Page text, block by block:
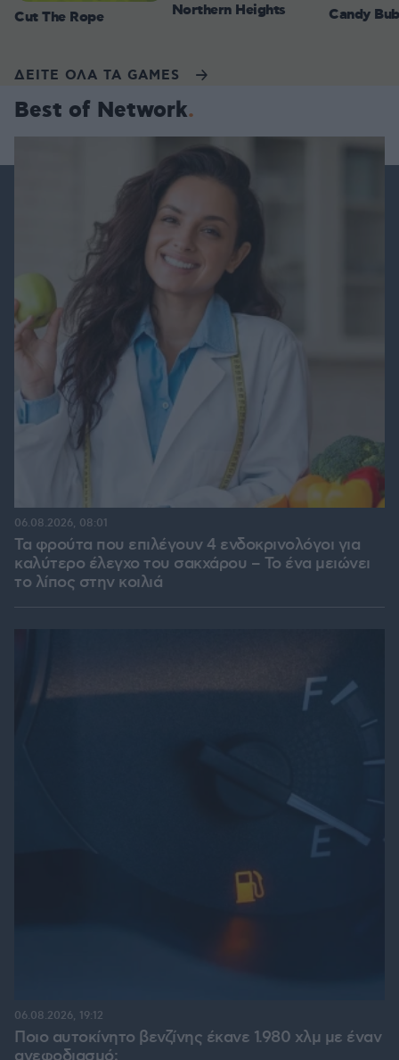
Cut The Rope Northern Heights Candy
ΔΕΙΤΕ ΟΛΑ ΤΑ GAMES
Best of Network
Τα φρούτα που επιλέγουν 4 ενδοκρινολόγοι για
καλύτερο έλεγχο του σακχάρου – Το ένα μειώνει
το λίπος στην κοιλιά
06.08.2026, 08:01
Ποιο αυτοκίνητο βενζίνης έκανε 1.980 χλμ με έναν
06.08.2026, 19:12